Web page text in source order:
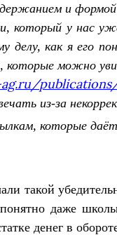
и
который у нас
делу, как я его
можно
из-за
которые
такой
даже
денег в